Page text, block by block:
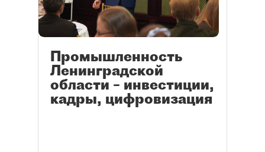
Промышленность
Ленинградской
области – инвестиции,
кадры, цифровизация